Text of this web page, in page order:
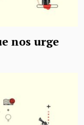
nos urge